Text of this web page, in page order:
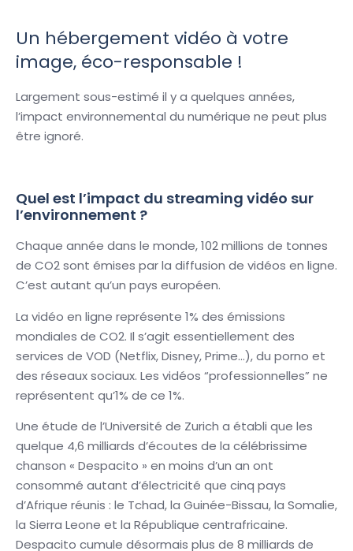
Un hébergement vidéo à votre
image, éco-responsable !
Largement sous-estimé il y a quelques années,
l’impact environnemental du numérique ne peut plus
être ignoré.
Quel est l’impact du streaming vidéo sur
l’environnement ?
Chaque année dans le monde, 102 millions de tonnes
de CO2 sont émises par la diffusion de vidéos en ligne.
C’est autant qu’un pays européen.
La vidéo en ligne représente 1% des émissions
mondiales de CO2. Il s’agit essentiellement des
services de VOD (Netflix, Disney, Prime…), du porno et
des réseaux sociaux. Les vidéos “professionnelles” ne
représentent qu’1% de ce 1%.
Une étude de l’Université de Zurich a établi que les
quelque 4,6 milliards d’écoutes de la célébrissime
chanson « Despacito » en moins d’un an ont
consommé autant d’électricité que cinq pays
d’Afrique réunis : le Tchad, la Guinée-Bissau, la Somalie,
la Sierra Leone et la République centrafricaine.
Despacito cumule désormais plus de 8 milliards de